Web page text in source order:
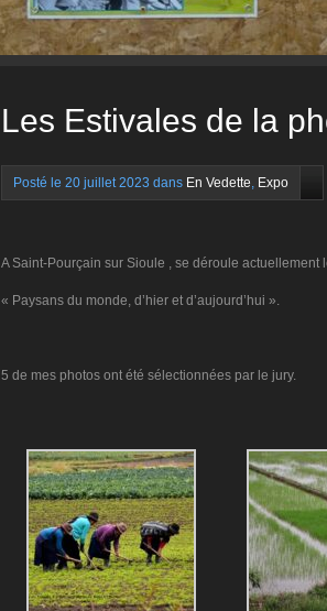
Les Estivales de la
Posté le 20 juillet 2023 dans En Vedette, Expo
A Saint-Pourçain sur Sioule , se déroule actuellement
« Paysans du monde, d’hier et d’aujourd’hui ».
5 de mes photos ont été sélectionnées par le jury.